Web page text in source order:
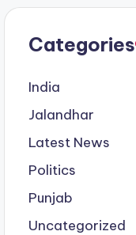
Categories
India
Jalandhar
Latest News
Politics
Punjab
Uncategorized